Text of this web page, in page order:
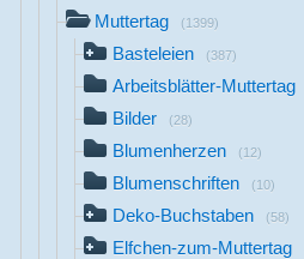
Muttertag (1399)
Basteleien (387)
Arbeitsblätter-Muttertag
Bilder (28)
Blumenherzen (12)
Blumenschriften (10)
Deko-Buchstaben (58)
Elfchen-zum-Muttertag